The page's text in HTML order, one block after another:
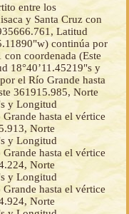
entre los
y Santa Cruz con
Latitud
continúa por
coordenada (Este
18°40’11.45219"s y
el Río Grande hasta
361915.985, Norte
y Longitud
hasta el vértice
Norte
y Longitud
hasta el vértice
Norte
y Longitud
hasta el vértice
Norte